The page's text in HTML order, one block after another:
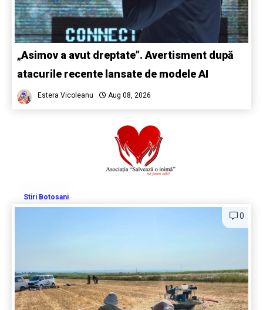
„Asimov a avut dreptate”. Avertisment după
atacurile recente lansate de modele AI
Estera Vicoleanu Aug 08, 2026
Stiri Botosani
0